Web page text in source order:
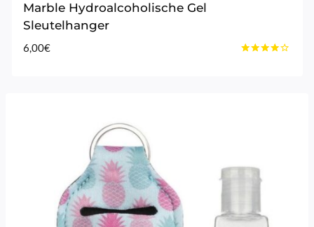
Marble Hydroalcoholische Gel
Sleutelhanger
6,00€